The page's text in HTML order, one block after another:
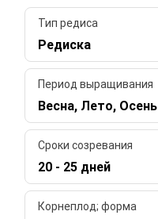
Тип редиса
Редиска
Период выращивания
Весна, Лето, Осень
Сроки созревания
20 - 25 дней
Корнеплод; форма